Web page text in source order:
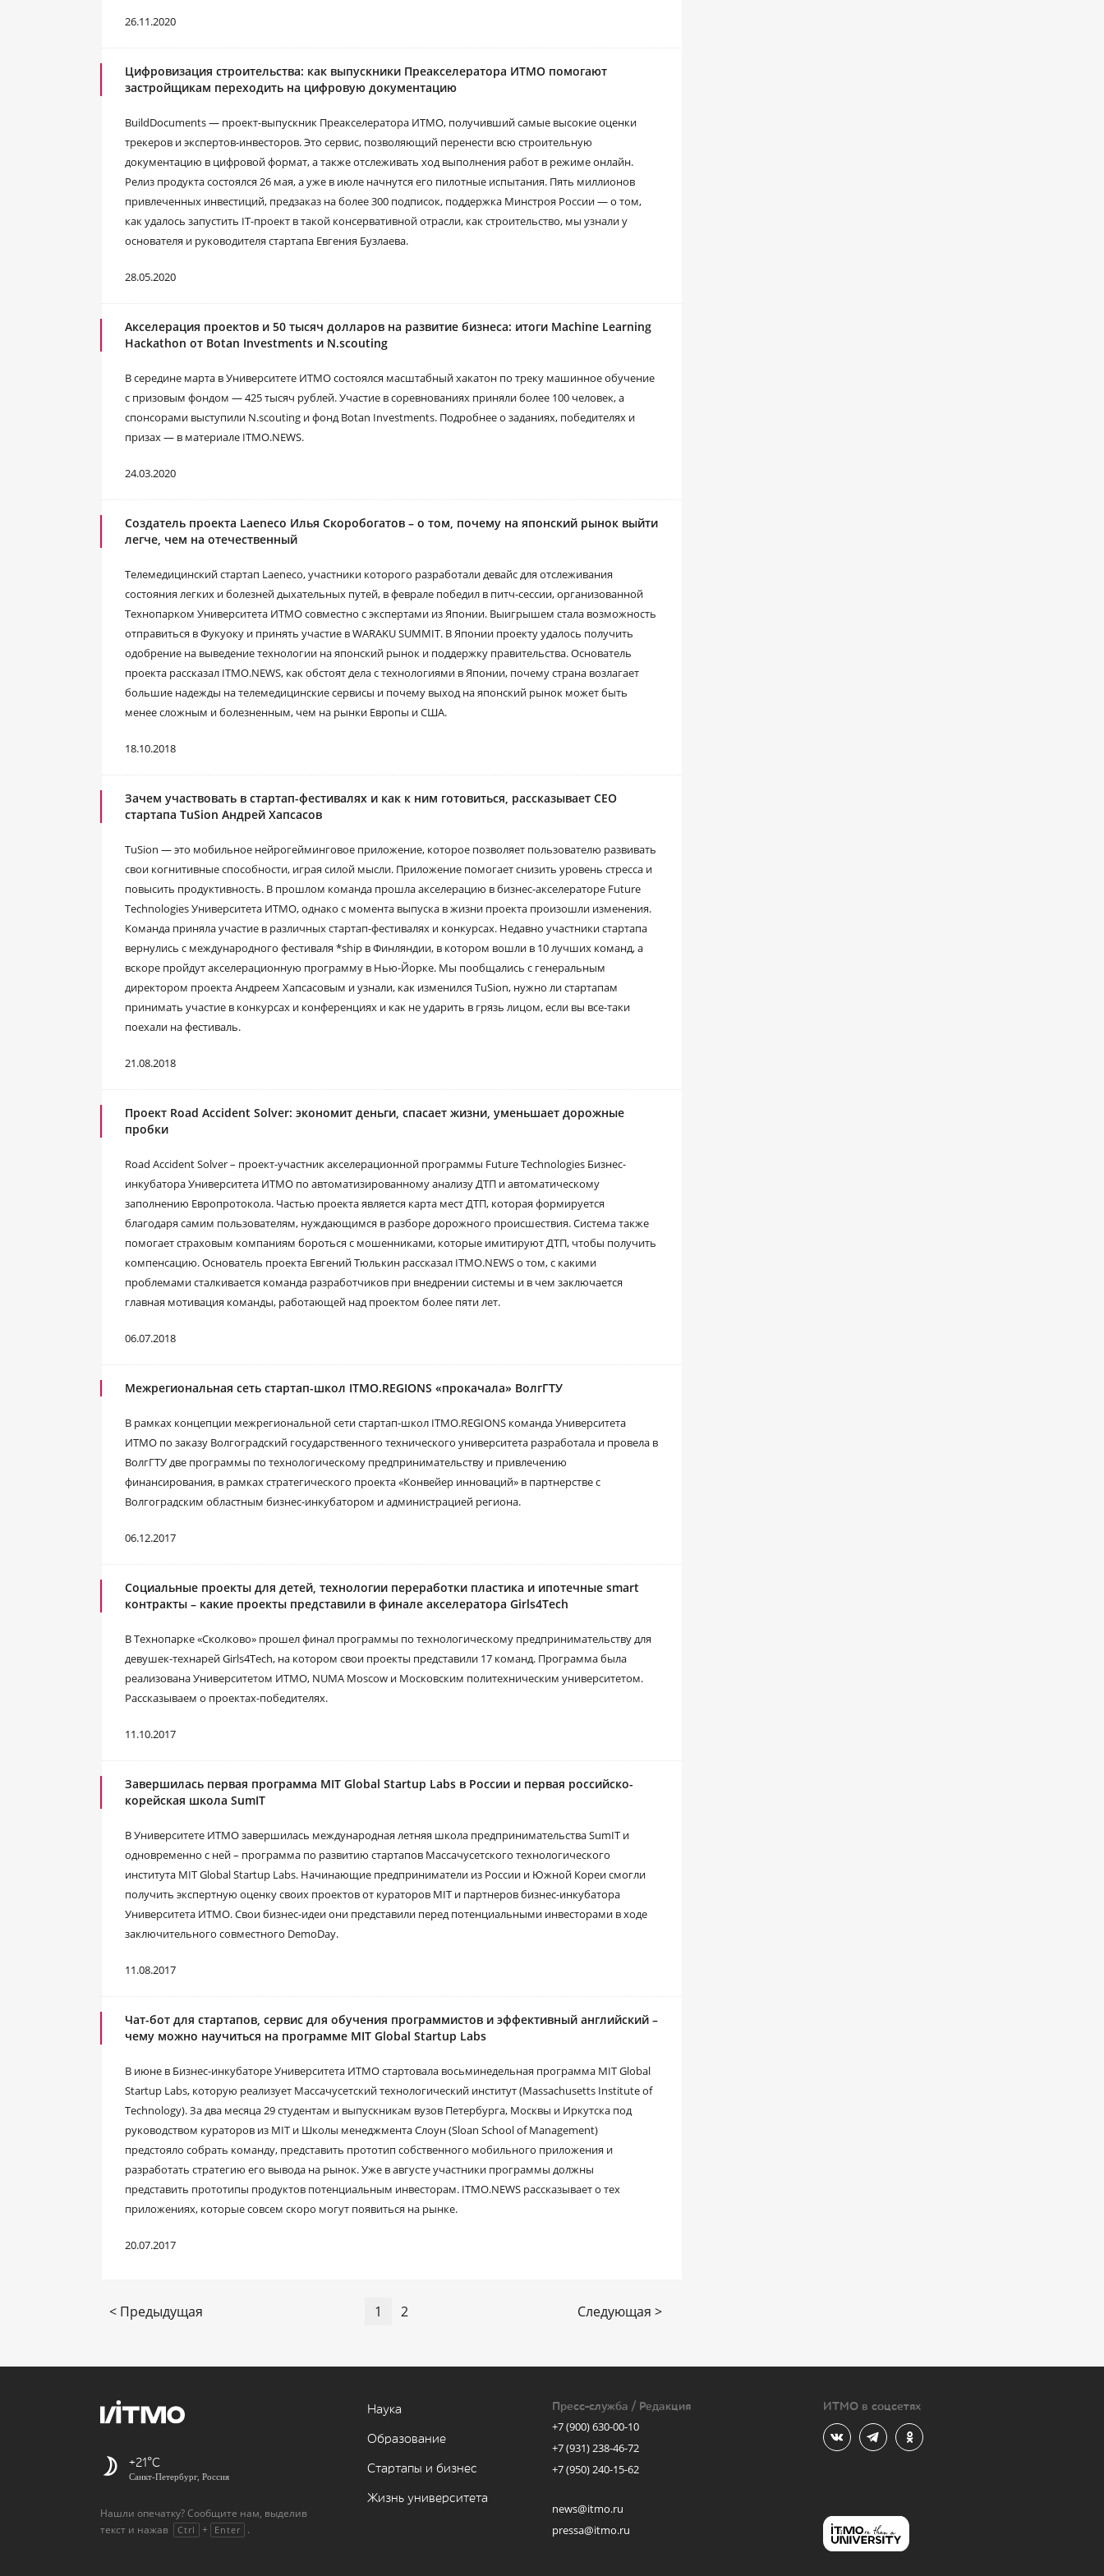
26.11.2020
Цифровизация строительства: как выпускники Преакселератора ИТМО помогают
застройщикам переходить на цифровую документацию
BuildDocuments — проект-выпускник Преакселератора ИТМО, получивший самые высокие оценки
трекеров и экспертов-инвесторов. Это сервис, позволяющий перенести всю строительную
документацию в цифровой формат, а также отслеживать ход выполнения работ в режиме онлайн.
Релиз продукта состоялся 26 мая, а уже в июле начнутся его пилотные испытания. Пять миллионов
привлеченных инвестиций, предзаказ на более 300 подписок, поддержка Минстроя России — о том,
как удалось запустить IT-проект в такой консервативной отрасли, как строительство, мы узнали у
основателя и руководителя стартапа Евгения Бузлаева.
28.05.2020
Акселерация проектов и 50 тысяч долларов на развитие бизнеса: итоги Machine Learning
Hackathon от Botan Investments и N.scouting
В середине марта в Университете ИТМО состоялся масштабный хакатон по треку машинное обучение
с призовым фондом — 425 тысяч рублей. Участие в соревнованиях приняли более 100 человек, а
спонсорами выступили N.scouting и фонд Botan Investments. Подробнее о заданиях, победителях и
призах — в материале ITMO.NEWS.
24.03.2020
Создатель проекта Laeneco Илья Скоробогатов – о том, почему на японский рынок выйти
легче, чем на отечественный
Телемедицинский стартап Laeneco, участники которого разработали девайс для отслеживания
состояния легких и болезней дыхательных путей, в феврале победил в питч-сессии, организованной
Технопарком Университета ИТМО совместно с экспертами из Японии. Выигрышем стала возможность
отправиться в Фукуоку и принять участие в WARAKU SUMMIT. В Японии проекту удалось получить
одобрение на выведение технологии на японский рынок и поддержку правительства. Основатель
проекта рассказал ITMO.NEWS, как обстоят дела с технологиями в Японии, почему страна возлагает
большие надежды на телемедицинские сервисы и почему выход на японский рынок может быть
менее сложным и болезненным, чем на рынки Европы и США.
18.10.2018
Зачем участвовать в стартап-фестивалях и как к ним готовиться, рассказывает CEO
стартапа TuSion Андрей Хапсасов
TuSion — это мобильное нейрогейминговое приложение, которое позволяет пользователю развивать
свои когнитивные способности, играя силой мысли. Приложение помогает снизить уровень стресса и
повысить продуктивность. В прошлом команда прошла акселерацию в бизнес-акселераторе Future
Technologies Университета ИТМО, однако с момента выпуска в жизни проекта произошли изменения.
Команда приняла участие в различных стартап-фестивалях и конкурсах. Недавно участники стартапа
вернулись с международного фестиваля *ship в Финляндии, в котором вошли в 10 лучших команд, а
вскоре пройдут акселерационную программу в Нью-Йорке. Мы пообщались с генеральным
директором проекта Андреем Хапсасовым и узнали, как изменился TuSion, нужно ли стартапам
принимать участие в конкурсах и конференциях и как не ударить в грязь лицом, если вы все-таки
поехали на фестиваль.
21.08.2018
Проект Road Accident Solver: экономит деньги, спасает жизни, уменьшает дорожные
пробки
Road Accident Solver – проект-участник акселерационной программы Future Technologies Бизнес-
инкубатора Университета ИТМО по автоматизированному анализу ДТП и автоматическому
заполнению Европротокола. Частью проекта является карта мест ДТП, которая формируется
благодаря самим пользователям, нуждающимся в разборе дорожного происшествия. Система также
помогает страховым компаниям бороться с мошенниками, которые имитируют ДТП, чтобы получить
компенсацию. Основатель проекта Евгений Тюлькин рассказал ITMO.NEWS о том, с какими
проблемами сталкивается команда разработчиков при внедрении системы и в чем заключается
главная мотивация команды, работающей над проектом более пяти лет.
06.07.2018
Межрегиональная сеть стартап-школ ITMO.REGIONS «прокачала» ВолгГТУ
В рамках концепции межрегиональной сети стартап-школ ITMO.REGIONS команда Университета
ИТМО по заказу Волгоградский государственного технического университета разработала и провела в
ВолгГТУ две программы по технологическому предпринимательству и привлечению
финансирования, в рамках стратегического проекта «Конвейер инноваций» в партнерстве с
Волгоградским областным бизнес-инкубатором и администрацией региона.
06.12.2017
Социальные проекты для детей, технологии переработки пластика и ипотечные smart
контракты – какие проекты представили в финале акселератора Girls4Tech
В Технопарке «Сколково» прошел финал программы по технологическому предпринимательству для
девушек-технарей Girls4Tech, на котором свои проекты представили 17 команд. Программа была
реализована Университетом ИТМО, NUMA Moscow и Московским политехническим университетом.
Рассказываем о проектах-победителях.
11.10.2017
Завершилась первая программа MIT Global Startup Labs в России и первая российско-
корейская школа SumIT
В Университете ИТМО завершилась международная летняя школа предпринимательства SumIT и
одновременно с ней – программа по развитию стартапов Массачусетского технологического
института MIT Global Startup Labs. Начинающие предприниматели из России и Южной Кореи смогли
получить экспертную оценку своих проектов от кураторов MIT и партнеров бизнес-инкубатора
Университета ИТМО. Свои бизнес-идеи они представили перед потенциальными инвесторами в ходе
заключительного совместного DemoDay.
11.08.2017
Чат-бот для стартапов, сервис для обучения программистов и эффективный английский –
чему можно научиться на программе MIT Global Startup Labs
В июне в Бизнес-инкубаторе Университета ИТМО стартовала восьминедельная программа MIT Global
Startup Labs, которую реализует Массачусетский технологический институт (Massachusetts Institute of
Technology). За два месяца 29 студентам и выпускникам вузов Петербурга, Москвы и Иркутска под
руководством кураторов из MIT и Школы менеджмента Слоун (Sloan School of Management)
предстояло собрать команду, представить прототип собственного мобильного приложения и
разработать стратегию его вывода на рынок. Уже в августе участники программы должны
представить прототипы продуктов потенциальным инвесторам. ITMO.NEWS рассказывает о тех
приложениях, которые совсем скоро могут появиться на рынке.
20.07.2017
< Предыдущая 1 2 Следующая >
+21
Санкт-Петербург, Россия
Нашли опечатку? Сообщите нам, выделив
текст и нажав
Ctrl + Enter .
Наука
Образование
Стартапы и бизнес
Жизнь университета
Пресс-служба / Редакция
+7 (900) 630-00-10
+7 (931) 238-46-72
+7 (950) 240-15-62
news@itmo.ru
pressa@itmo.ru
ИТМО в соцсетях